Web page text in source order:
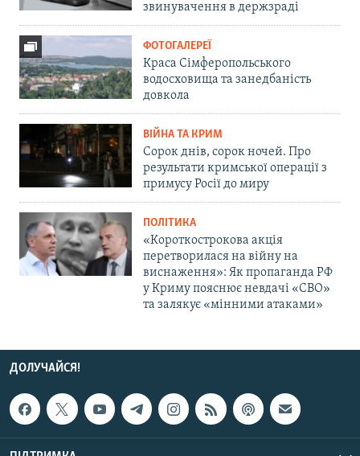
звинувачення в держзраді
ФОТОГАЛЕРЕЇ
Краса Сімферопольського
водосховища та занедбаність
довкола
ВІЙНА ТА КРИМ
Сорок днів, сорок ночей. Про
результати кримської операції з
примусу Росії до миру
ПОЛІТИКА
«Короткострокова акція
перетворилася на війну на
виснаження»: Як пропаганда РФ
у Криму пояснює невдачі «СВО»
та залякує «мінними атаками»
ДОЛУЧАЙСЯ!